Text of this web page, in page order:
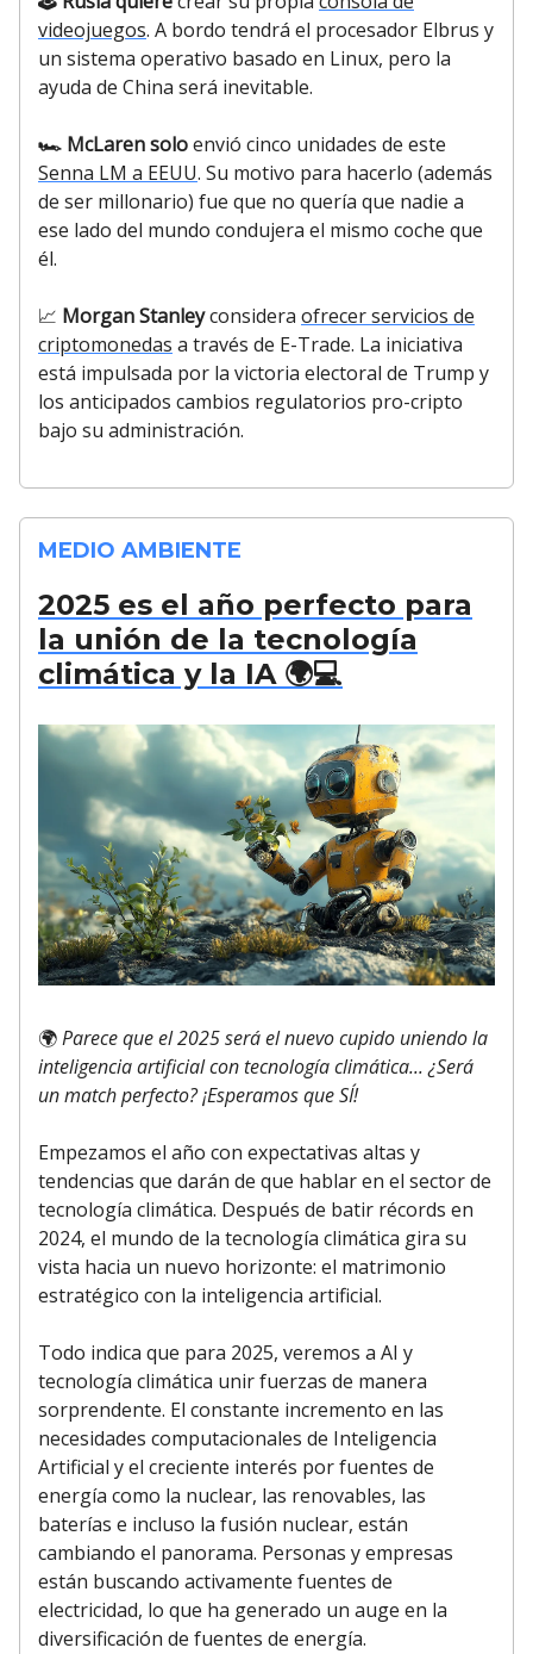
videojuegos. A bordo tendrá el procesador Elbrus y
un sistema operativo basado en Linux, pero la
ayuda de China será inevitable.
🏎️ McLaren soloenvió cinco unidades de este
Senna LM a EEUU. Su motivo para hacerlo (además
de ser millonario) fue que no quería que nadie a
ese lado del mundo condujera el mismo coche que
él.
📈 Morgan Stanleyconsidera ofrecer servicios de
criptomonedas a través de E-Trade. La iniciativa
está impulsada por la victoria electoral de Trump y
los anticipados cambios regulatorios pro-cripto
bajo su administración.
MEDIO AMBIENTE
2025 es el año perfecto para
la unión de la tecnología
climática y la IA 🌍💻
🌍Parece que el 2025 será el nuevo cupido uniendo la
inteligencia artificial con tecnología climática... ¿Será
un match perfecto? ¡Esperamos que SÍ!
Empezamos el año con expectativas altas y
tendencias que darán de que hablar en el sector de
tecnología climática. Después de batir récords en
2024, el mundo de la tecnología climática gira su
vista hacia un nuevo horizonte: el matrimonio
estratégico con la inteligencia artificial.
Todo indica que para 2025, veremos a AI y
tecnología climática unir fuerzas de manera
sorprendente. El constante incremento en las
necesidades computacionales de Inteligencia
Artificial y el creciente interés por fuentes de
energía como la nuclear, las renovables, las
baterías e incluso la fusión nuclear, están
cambiando el panorama. Personas y empresas
están buscando activamente fuentes de
electricidad, lo que ha generado un auge en la
diversificación de fuentes de energía.